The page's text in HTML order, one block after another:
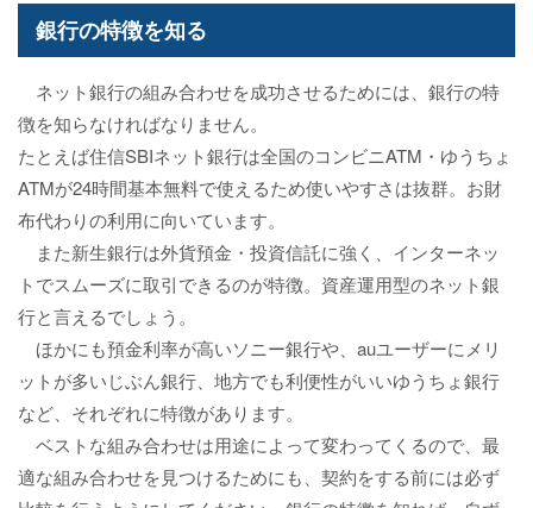
銀行の特徴を知る
ネット銀行の組み合わせを成功させるためには、銀行の特
徴を知らなければなりません。
たとえば住信SBIネット銀行は全国のコンビニATM・ゆうちょ
ATMが24時間基本無料で使えるため使いやすさは抜群。お財
布代わりの利用に向いています。
また新生銀行は外貨預金・投資信託に強く、インターネッ
トでスムーズに取引できるのが特徴。資産運用型のネット銀
行と言えるでしょう。
ほかにも預金利率が高いソニー銀行や、auユーザーにメリ
ットが多いじぶん銀行、地方でも利便性がいいゆうちょ銀行
など、それぞれに特徴があります。
ベストな組み合わせは用途によって変わってくるので、最
適な組み合わせを見つけるためにも、契約をする前には必ず